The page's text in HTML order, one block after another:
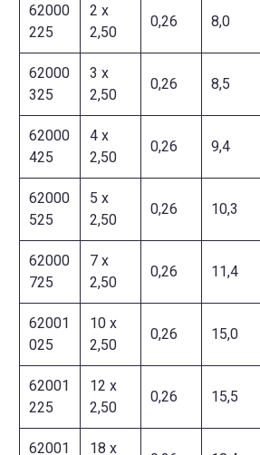
62000
225
2 x
2,50
0,26 8,0
62000
325
3 x
2,50
0,26 8,5
62000
425
4 x
2,50
0,26 9,4
62000
525
5 x
2,50
0,26 10,3
62000
725
7 x
2,50
0,26 11,4
62001
025
10 x
2,50
0,26 15,0
62001
225
12 x
2,50
0,26 15,5
62001 18 x